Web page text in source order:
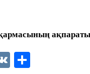
ың ақпараты
V